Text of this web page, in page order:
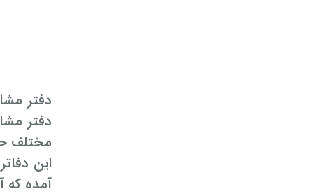
دفتر
مختلف
این دفاتر ۲۴ ساعته اولین بار در شهرهای تهران و آمل فعال شده اند و
آمده که